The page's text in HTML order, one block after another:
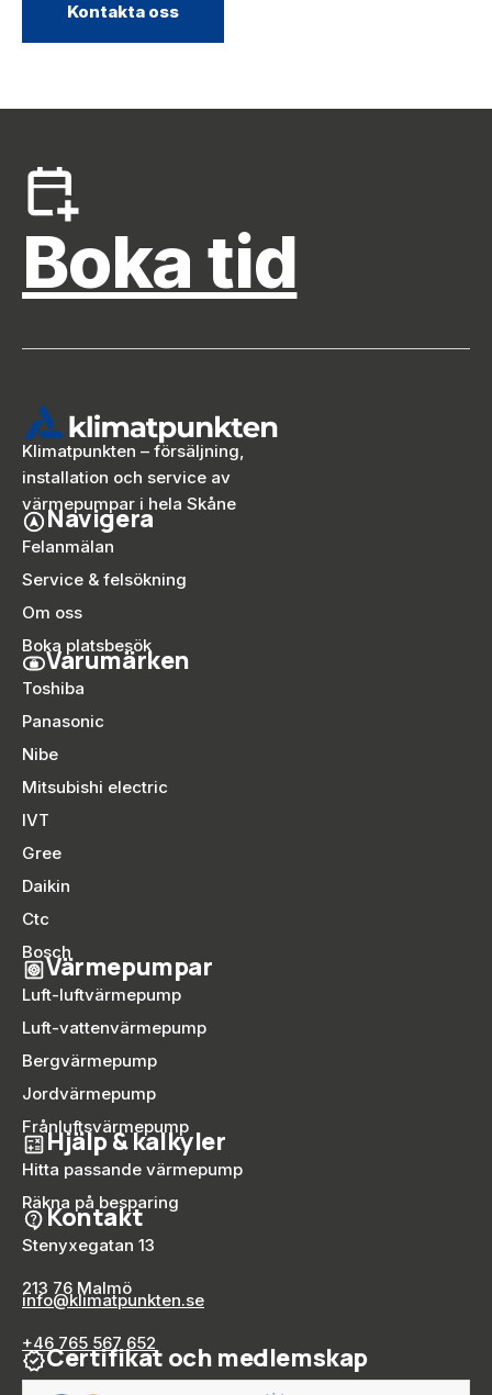
Kontakta oss
Boka tid
Klimatpunkten – försäljning,
installation och service av
värmepumpar i hela Skåne
Navigera
Felanmälan
Service & felsökning
Om oss
Boka platsbesök
Varumärken
Toshiba
Panasonic
Nibe
Mitsubishi electric
IVT
Gree
Daikin
Ctc
BoschVärmepumpar
Luft-luftvärmepump
Luft-vattenvärmepump
Bergvärmepump
Jordvärmepump
Frånluftsvärmepump
Hjälp & kalkyler
Hitta passande värmepump
Räkna på besparing
Kontakt
Stenyxegatan 13
213 76 Malmö
info@klimatpunkten.se
+46 765 567 652
Certifikat och medlemskap